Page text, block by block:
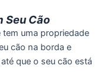
Seu Cão
uma propriedade
cão na borda e
que o seu cão está